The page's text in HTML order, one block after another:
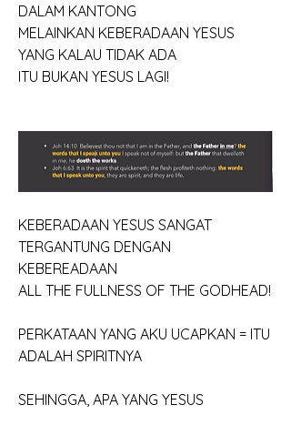
DALAM KANTONG
MELAINKAN KEBERADAAN YESUS
YANG KALAU TIDAK ADA
ITU BUKAN YESUS LAGI!
KEBERADAAN YESUS SANGAT
TERGANTUNG DENGAN
KEBEREADAAN
ALL THE FULLNESS OF THE GODHEAD!
PERKATAAN YANG AKU UCAPKAN = ITU
ADALAH SPIRITNYA
SEHINGGA, APA YANG YESUS